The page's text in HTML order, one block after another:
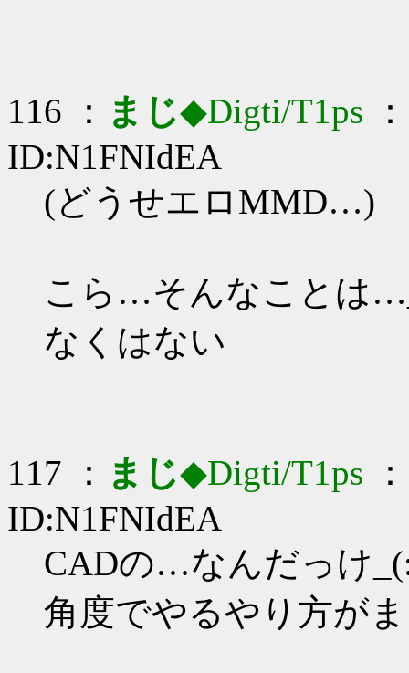
116 ： まじ◆Digti/T1ps
ID:N1FNIdEA
(どうせエロMMD…)
こら…そんなことは
なくはない
117 ： まじ◆Digti/T1ps
ID:N1FNIdEA
CADの…なんだっけ
角度でやるやり方が